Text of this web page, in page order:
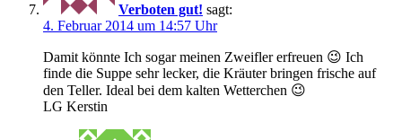
Verboten gut! sagt:
4. Februar 2014 um 14:57 Uhr
Damit könnte Ich sogar meinen Zweifler erfreuen 😉 Ich
finde die Suppe sehr lecker, die Kräuter bringen frische auf
den Teller. Ideal bei dem kalten Wetterchen 😉
LG Kerstin